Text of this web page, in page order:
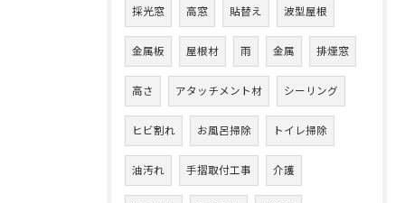
採光窓 高窓 貼替え 波型屋根
金属板 屋根材 雨 金属 排煙窓
高さ アタッチメント材 シーリング
ヒビ割れ お風呂掃除 トイレ掃除
油汚れ 手摺取付工事 介護